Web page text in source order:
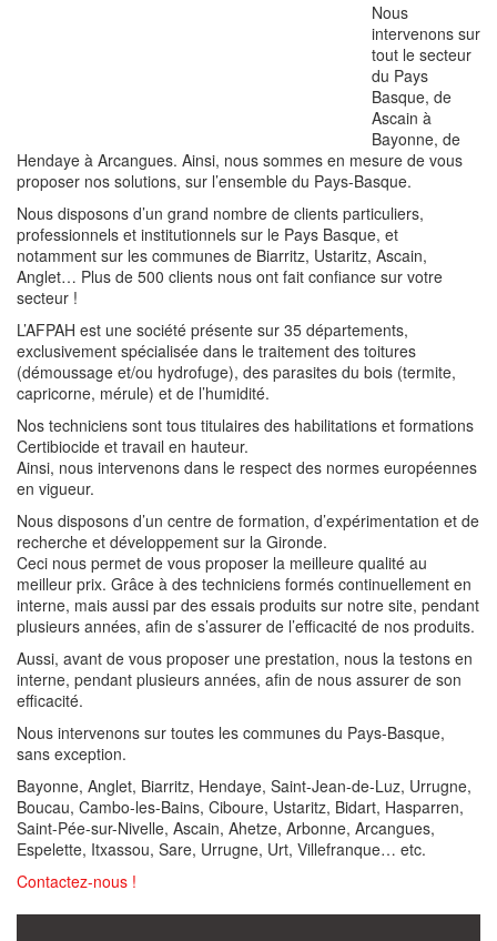
Nous
intervenons sur
tout le secteur
du Pays
Basque, de
Ascain à
Bayonne, de
Hendaye à Arcangues. Ainsi, nous sommes en mesure de vous
proposer nos solutions, sur l’ensemble du Pays-Basque.
Nous disposons d’un grand nombre de clients particuliers,
professionnels et institutionnels sur le Pays Basque, et
notamment sur les communes de Biarritz, Ustaritz, Ascain,
Anglet… Plus de 500 clients nous ont fait confiance sur votre
secteur !
L’AFPAH est une société présente sur 35 départements,
exclusivement spécialisée dans le traitement des toitures
(démoussage et/ou hydrofuge), des parasites du bois (termite,
capricorne, mérule) et de l’humidité.
Nos techniciens sont tous titulaires des habilitations et formations
Certibiocide et travail en hauteur.
Ainsi, nous intervenons dans le respect des normes européennes
en vigueur.
Nous disposons d’un centre de formation, d’expérimentation et de
recherche et développement sur la Gironde.
Ceci nous permet de vous proposer la meilleure qualité au
meilleur prix. Grâce à des techniciens formés continuellement en
interne, mais aussi par des essais produits sur notre site, pendant
plusieurs années, afin de s’assurer de l’efficacité de nos produits.
Aussi, avant de vous proposer une prestation, nous la testons en
interne, pendant plusieurs années, afin de nous assurer de son
efficacité.
Nous intervenons sur toutes les communes du Pays-Basque,
sans exception.
Bayonne, Anglet, Biarritz, Hendaye, Saint-Jean-de-Luz, Urrugne,
Boucau, Cambo-les-Bains, Ciboure, Ustaritz, Bidart, Hasparren,
Saint-Pée-sur-Nivelle, Ascain, Ahetze, Arbonne, Arcangues,
Espelette, Itxassou, Sare, Urrugne, Urt, Villefranque… etc.
Contactez-nous !